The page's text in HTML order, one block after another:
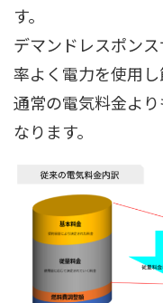
す。
デマンドレスポン
率よく電力を使用し
通常の電気料金よ
なります。